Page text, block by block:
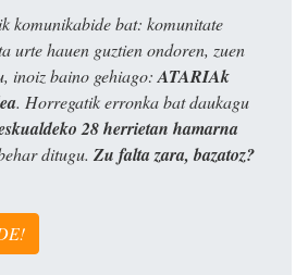
komunikabide bat: komunitate
urte hauen guztien ondoren, zuen
inoiz baino gehiago: ATARIAk
. Horregatik erronka bat daukagu
28 herrietan hamarna
ditugu. Zu falta zara, bazatoz?